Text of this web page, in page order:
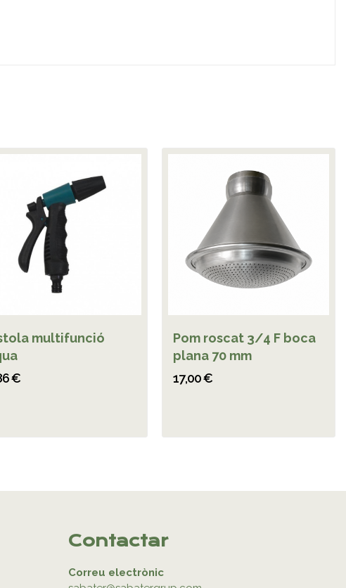
multifunció
€
Pom roscat 3/4 F boca
plana 70 mm
17,00 €
Contactar
Correu electrònic